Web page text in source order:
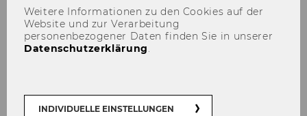
86
Ausschreibungen von Stellen
für wissenschaftliches Personal
Weitere Informationen zu den Cookies auf der
Website und zur Verarbeitung
personenbezogener Daten finden Sie in unserer
Datenschutzerklärung.
INDIVIDUELLE EINSTELLUNGEN